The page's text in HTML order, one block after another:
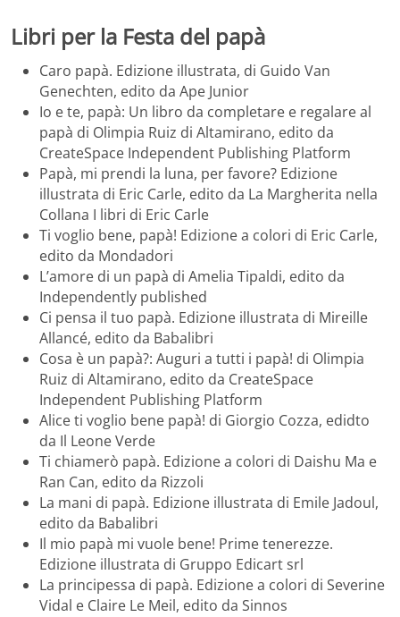
Libri per la Festa del papà
Caro papà. Edizione illustrata, di Guido Van
Genechten, edito da Ape Junior
Io e te, papà: Un libro da completare e regalare al
papà di Olimpia Ruiz di Altamirano, edito da
CreateSpace Independent Publishing Platform
Papà, mi prendi la luna, per favore? Edizione
illustrata di Eric Carle, edito da La Margherita nella
Collana I libri di Eric Carle
Ti voglio bene, papà! Edizione a colori di Eric Carle,
edito da Mondadori
L’amore di un papà di Amelia Tipaldi, edito da
Independently published
Ci pensa il tuo papà. Edizione illustrata di Mireille
Allancé, edito da Babalibri
Cosa è un papà?: Auguri a tutti i papà! di Olimpia
Ruiz di Altamirano, edito da CreateSpace
Independent Publishing Platform
Alice ti voglio bene papà! di Giorgio Cozza, edidto
da Il Leone Verde
Ti chiamerò papà. Edizione a colori di Daishu Ma e
Ran Can, edito da Rizzoli
La mani di papà. Edizione illustrata di Emile Jadoul,
edito da Babalibri
Il mio papà mi vuole bene! Prime tenerezze.
Edizione illustrata di Gruppo Edicart srl
La principessa di papà. Edizione a colori di Severine
Vidal e Claire Le Meil, edito da Sinnos